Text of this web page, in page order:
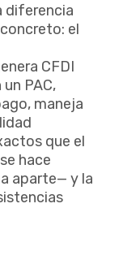
diferencia
el
CFDI
PAC,
maneja
que el
hace
aparte— y la